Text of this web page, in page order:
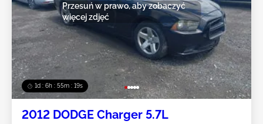
1d : 6h : 55m : 16s
Przesuń w prawo, aby zobaczyć
więcej zdjęć
2012 DODGE Charger 5.7L